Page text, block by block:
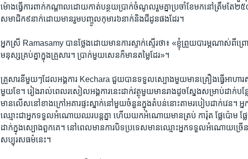
ម៉ោង​ធ្វើ​ការពាក់កណ្តាលដោយកាត់​បន្ថយប្រាក់ចំណូល​រួមគ្នា​ប្រចាំ​ខែមក​នៅ​ត្រឹម​តែ​២៥
សមាជិក​៩នាក់​ដោយមាន​រួមបញ្ចូល​កុមារ​៦​នាក់​និងជីដូន​ផង​ដែរ។
អ្នក​ស្រី​ Ramasamy បានថ្លែង​ដោយមានការស្ទាក់​ស្ទើរថា៖ «ខ្ញុំ​ព្រួយបារម្ភ​ណាស់​
មនុស្សគ្រប់​គ្នា​ក្នុង​គ្រួសារ​។ ប្រាក់មួយ​សេនក៏​មានតម្លៃ​ដែរ»។​
គ្រួសារ​នី​មួយៗដែលអង្គការ​ Kechara ជួយបាន​ទទួលស្បោងមួយ​មាន​គ្រឿង​ធ្វើ​អាហា
មួយ​ខែ។​ រៀង​រាល់​ពេល​រសៀល​អង្គការ​នេះ​ដាក់វត្ថុ​មួយ​មានរាង​ដូចស្នែងសម្រាប់​ដាក់បន្លែ​
មានលើស​នៅ​ខាង​ក្រៅអគារ​ផ្ទះស្នាក់នៅមួយ​ចំនួន​ក្នុង​តំបន់នោះតាម​របៀប​ដាក់វេន។​ អ្ន
ឈ្មោះជា​អ្នក​ទទួល​អំណោយឈរ​បន្ត​គ្នា ហើយ​យក​អំណោយ​មានត្រប់ ការ៉ុត​ ផ្លែ​ប៉ោម ផ្
ដាក់ក្នុង​ស្បោង​ពួក​គេ។ ​នៅ​ពេល​មានការបិទប្រទេស​មានឈ្មោះ​អ្នក​ទទួល​អំណោយច្រើន​ជ
សប្បុរស​ធម​៌នេះ។